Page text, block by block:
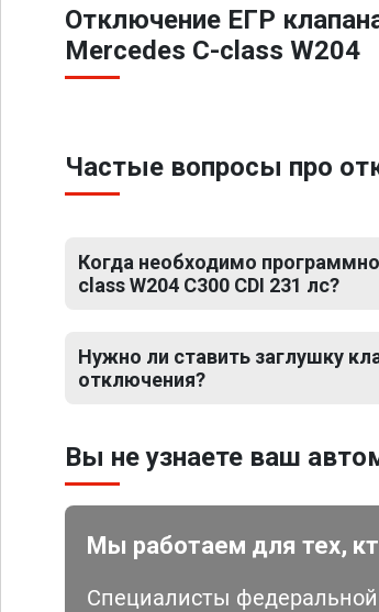
Отключение ЕГР
Mercedes C-class W204
Частые вопросы про
Когда необходимо
class W204 C300 CDI 231 лс?
Нужно ли ставить заглушку
отключения?
Вы не узнаете ваш
Мы работаем для тех,
Специалисты